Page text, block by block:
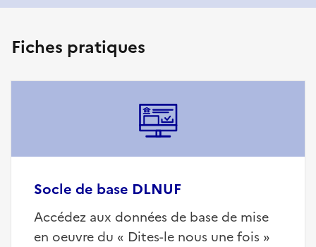
Fiches pratiques
Socle de base DLNUF
Accédez aux données de base de mise
en oeuvre du « Dites-le nous une fois »